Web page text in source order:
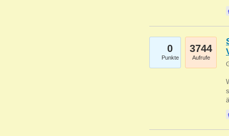
0
Punkte
3744
Aufrufe